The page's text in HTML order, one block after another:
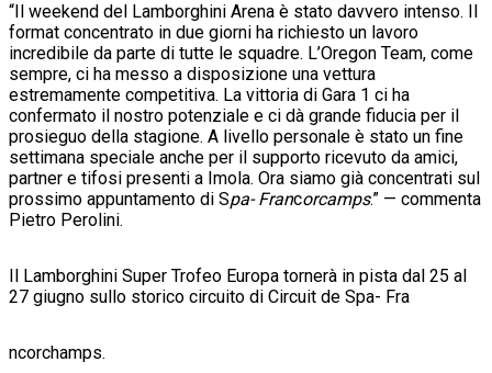
“Il weekend del Lamborghini Arena è stato davvero intenso. Il
format concentrato in due giorni ha richiesto un lavoro
incredibile da parte di tutte le squadre. L’Oregon Team, come
sempre, ci ha messo a disposizione una vettura
estremamente competitiva. La vittoria di Gara 1 ci ha
confermato il nostro potenziale e ci dà grande fiducia per il
prosieguo della stagione. A livello personale è stato un fine
settimana speciale anche per il supporto ricevuto da amici,
partner e tifosi presenti a Imola. Ora siamo già concentrati sul
prossimo appuntamento di Spa- Francorcamps.” — commenta
Pietro Perolini.
Il Lamborghini Super Trofeo Europa tornerà in pista dal 25 al
27 giugno sullo storico circuito di Circuit de Spa- Fra
ncorchamps.